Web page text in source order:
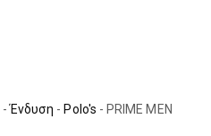
- Ένδυση - Polo's - PRIME MEN